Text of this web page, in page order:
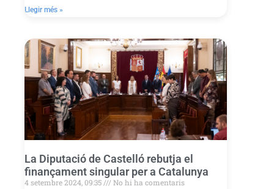
Llegir més »
La Diputació de Castelló rebutja el
finançament singular per a Catalunya
4 setembre 2024, 09:35 No hi ha comentaris